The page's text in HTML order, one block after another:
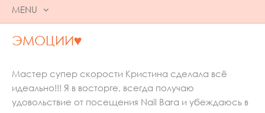
MENU
SKIP
TO
ЭМОЦИИ♥️
Мастер супер скорости Кристина сделала всё
идеально!!! Я в восторге, всегда получаю
удовольствие от посещения Nail Bara и убеждаюсь в